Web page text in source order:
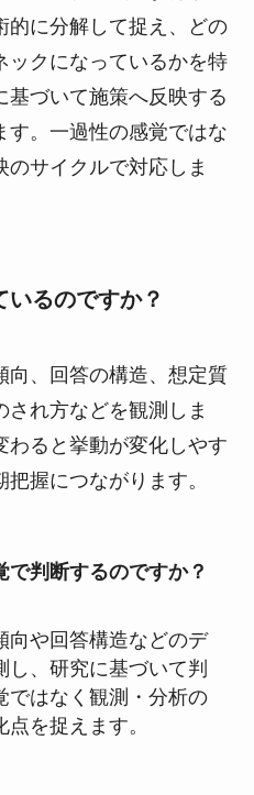
的に分解して捉え、どの
ックになっているかを特
づいて施策へ反映する
す。一過性の感覚ではな
のサイクルで対応しま
るのですか？
向、回答の構造、想定質
れ方などを観測しま
ると挙動が変化しやす
握につながります。
で判断するのですか？
向や回答構造などのデ
し、研究に基づいて判
ではなく観測・分析の
を捉えます。